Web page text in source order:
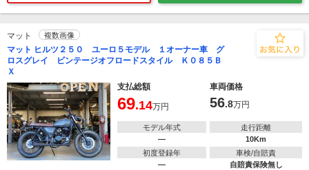
マット 複数画像
マット ヒルツ２５０ ユーロ５モデル １オーナー車 グ
ロスグレイ ビンテージオフロードスタイル Ｋ０８５Ｂ
Ｘ
支払総額
車両価格
69.14万円 56.8万円
モデル年式
―
走行距離
10Km
初度登録年
―
車検/自賠責
自賠責保険無し